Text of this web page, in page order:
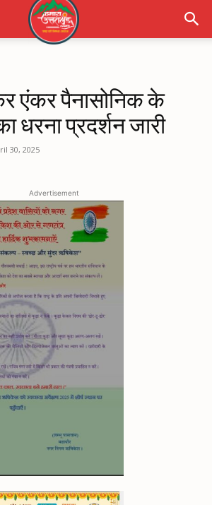
एंकर पैनासोनिक के
धरना प्रदर्शन जारी
30, 2025
Advertisement